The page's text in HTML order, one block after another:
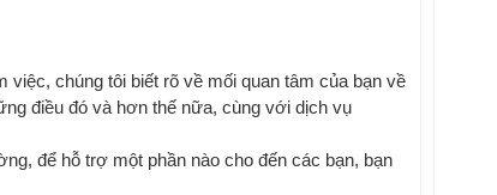
chúng tôi biết rõ về mối quan tâm của bạn về
điều đó và hơn thế nữa, cùng với dịch vụ
để hỗ trợ một phần nào cho đến các bạn, bạn